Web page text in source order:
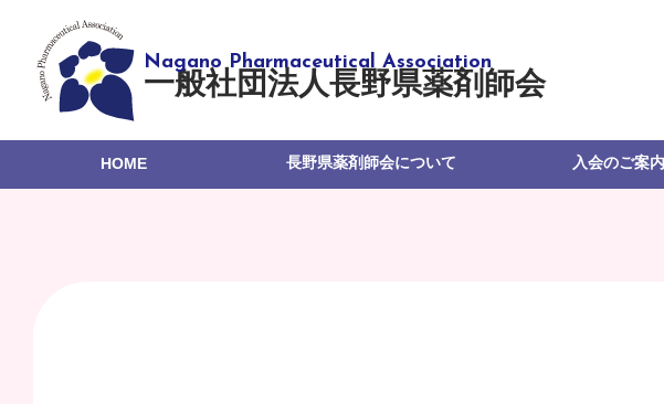
一般社団法人長野県薬剤師会
HOME 長野県薬剤師会について 入会のご案内